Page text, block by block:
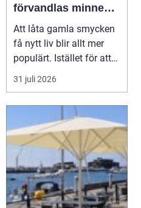
förvandlas minnen
till nya favoriter
Att låta gamla smycken
få nytt liv blir allt mer
populärt. Istället för att
låta arvegods ligga i en
låda kan de formas om
passar stilen i dag och
bär med sig historien.
N&au...
31 juli 2026